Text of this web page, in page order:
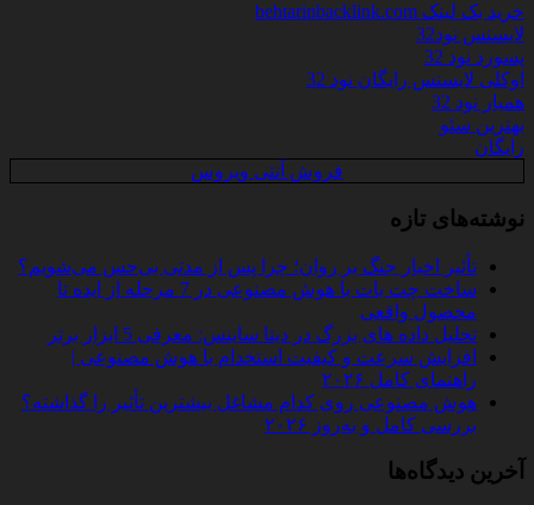
خرید بک لینک behtarinbacklink.com
لایسنس نود32
پسورد نود 32
اوکلی لایسنس رایگان نود 32
همیار نود 32
بهترین سئو
رایگان
فروش آنتی ویروس
نوشته‌های تازه
تأثیر اخبار جنگ بر روان؛ چرا پس از مدتی بی‌حس می‌شویم؟
ساخت چت‌ بات با هوش مصنوعی در 7 مرحله از ایده تا
محصول واقعی
تحلیل داده‌ های بزرگ در دیتا ساینس: معرفی 5 ابزار برتر
افزایش سرعت و کیفیت استخدام با هوش مصنوعی |
راهنمای کامل ۲۰۲۶
هوش مصنوعی روی کدام مشاغل بیشترین تأثیر را گذاشته؟
بررسی کامل و به‌روز ۲۰۲۶
آخرین دیدگاه‌ها